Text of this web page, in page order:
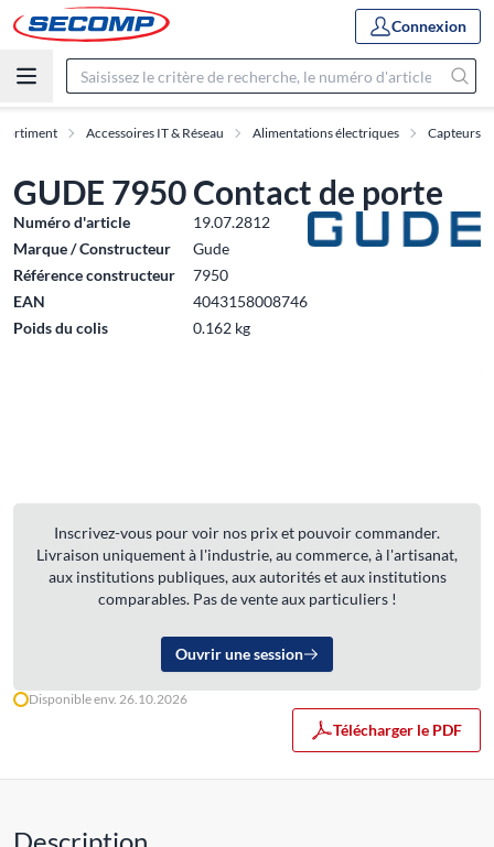
Connexion
Accessoires IT & Réseau Alimentations électriques Capteurs
GUDE 7950 Contact de porte
Numéro d'article
19.07.2812
Marque / Constructeur
Gude
Référence constructeur
7950
EAN
4043158008746
Poids du colis
0.162 kg
Inscrivez-vous pour voir nos prix et pouvoir commander.
Livraison uniquement à l'industrie, au commerce, à l'artisanat,
aux institutions publiques, aux autorités et aux institutions
comparables. Pas de vente aux particuliers !
Ouvrir une session
Disponible env. 26.10.2026
Télécharger le PDF
Description